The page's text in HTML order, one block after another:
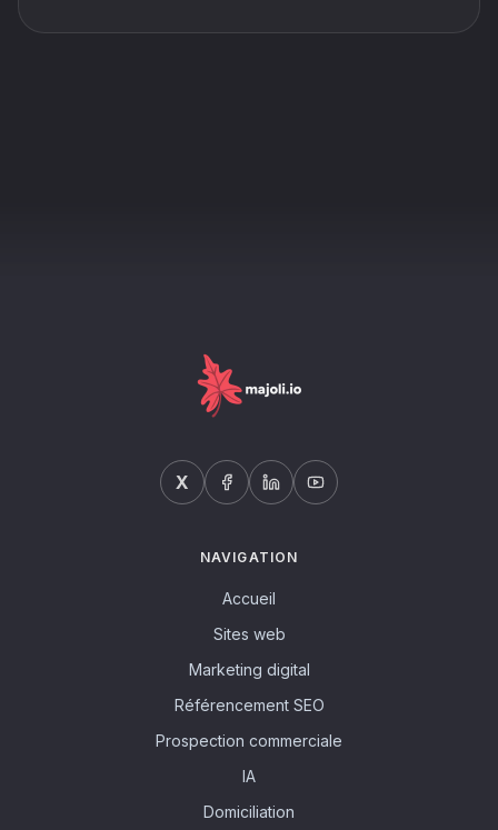
X
NAVIGATION
Accueil
Sites web
Marketing digital
Référencement SEO
Prospection commerciale
IA
Domiciliation